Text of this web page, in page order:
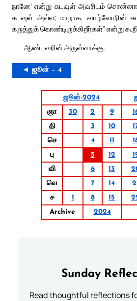
நானே’ என்று கடவுள் அவரிடம்
கடவுள் அல்ல; மாறாக, வாழ்வோரின்
கருத்துக் கொண்டிருக்கிறீர்கள்” என்று
ஆண்டவரின் அருள்வாக்கு.
◄ ஜூன் – 4
ஜூன்-2024
ஞா
30 2 9
தி
3 10
செ
4 11
பு
5 12
வி
6 13
வெ
7 14 21
ச
1 8 15
Archive
2024
Sunday
Read thoughtful reflections